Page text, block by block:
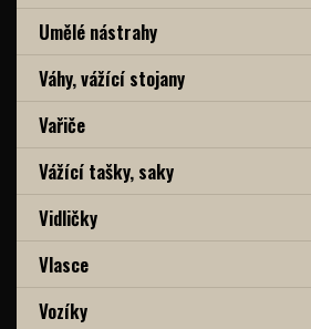
Umělé nástrahy
Váhy, vážící stojany
Vařiče
Vážící tašky, saky
Vidličky
Vlasce
Vozíky